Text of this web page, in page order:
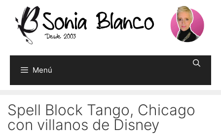
contenido
Menú
Spell Block Tango, Chicago
con villanos de Disney